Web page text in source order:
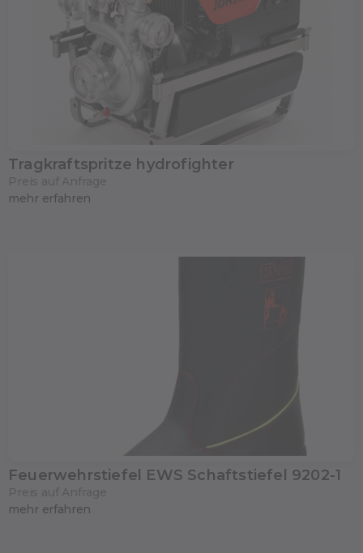
Tragkraftspritze hydrofighter
mehr erfahren
Feuerwehrstiefel EWS Schaftstiefel 9202-1
mehr erfahren